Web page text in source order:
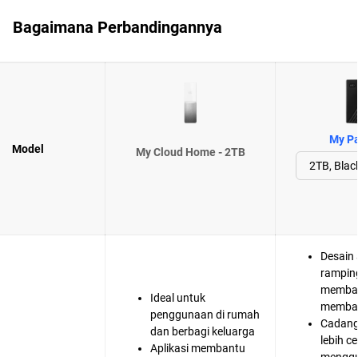
Bagaimana Perbandingannya
Model My Cloud Home - 2TB
My
Ideal untuk
penggunaan di rumah
dan berbagi keluarga
Aplikasi membantu
Desain
lebih